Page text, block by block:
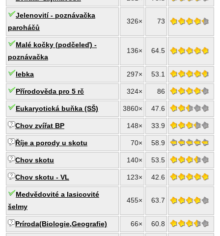
Jelenovití - poznávačka
paroháčů
326× 73
Malé kočky (podčeleď) -
poznávačka
136× 64.5
lebka 297× 53.1
Přírodověda pro 5 rč 324× 86
Eukaryotická buňka (SŠ) 3860× 47.6
Chov zvířat BP 148× 33.9
Říje a porody u skotu 70× 58.9
Chov skotu 140× 53.5
Chov skotu - VL 123× 42.6
Medvědovité a lasicovité
šelmy
455× 63.7
Príroda(Biologie,Geografie) 66× 60.8